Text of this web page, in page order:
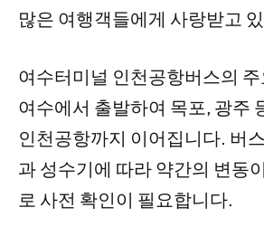
많은 여행객들에게 사랑받고
여수터미널 인천공항버스의
여수에서 출발하여 목포, 광주
인천공항까지 이어집니다. 버
과 성수기에 따라 약간의 변동
로 사전 확인이 필요합니다.